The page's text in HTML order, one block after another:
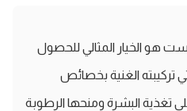
هو الخيار المثالي للحصول
تركيبته الغنية بخصائص
البشرة ومنحها الرطوبة